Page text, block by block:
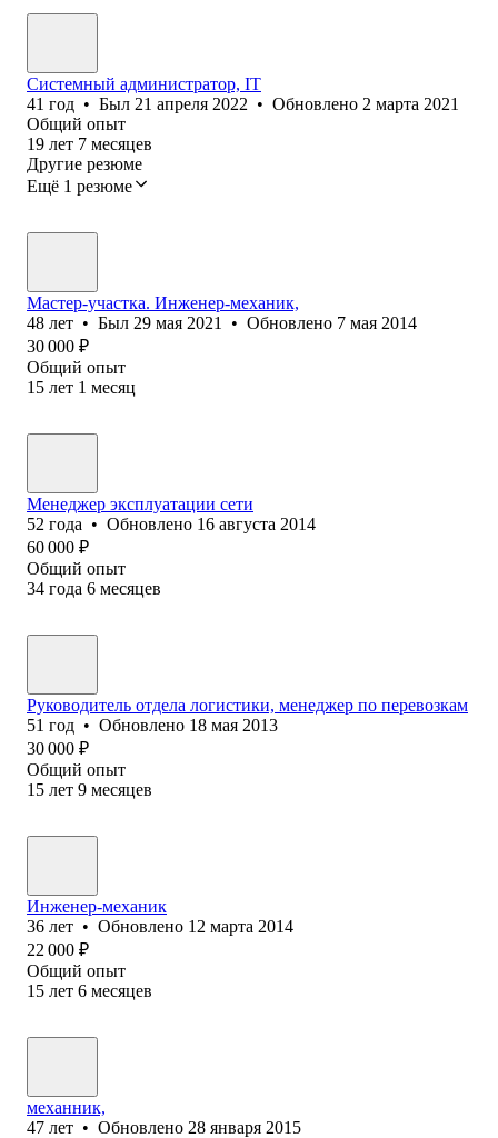
Системный администратор, IT
41 год • Был 21 апреля 2022 • Обновлено 2 марта 2021
Общий опыт
19 лет 7 месяцев
Другие резюме
Ещё 1 резюме
Мастер-участка. Инженер-механик,
48 лет • Был 29 мая 2021 • Обновлено 7 мая 2014
30 000 ₽
Общий опыт
15 лет 1 месяц
Менеджер эксплуатации сети
52 года • Обновлено 16 августа 2014
60 000 ₽
Общий опыт
34 года 6 месяцев
Руководитель отдела логистики, менеджер по перевозкам
51 год • Обновлено 18 мая 2013
30 000 ₽
Общий опыт
15 лет 9 месяцев
Инженер-механик
36 лет • Обновлено 12 марта 2014
22 000 ₽
Общий опыт
15 лет 6 месяцев
механник,
47 лет • Обновлено 28 января 2015